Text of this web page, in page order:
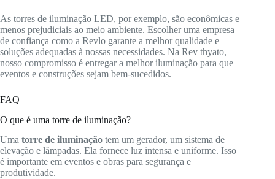
As torres de iluminação LED, por exemplo, são econômicas e
menos prejudiciais ao meio ambiente. Escolher uma empresa
de confiança como a Revlo garante a melhor qualidade e
soluções adequadas à nossas necessidades. Na Rev thyato,
nosso compromisso é entregar a melhor iluminação para que
eventos e construções sejam bem-sucedidos.
FAQ
O que é uma torre de iluminação?
Uma torre de iluminação tem um gerador, um sistema de
elevação e lâmpadas. Ela fornece luz intensa e uniforme. Isso
é importante em eventos e obras para segurança e
produtividade.